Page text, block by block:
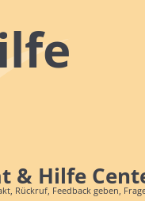
& Hilfe
Rückruf, Feedback geben,